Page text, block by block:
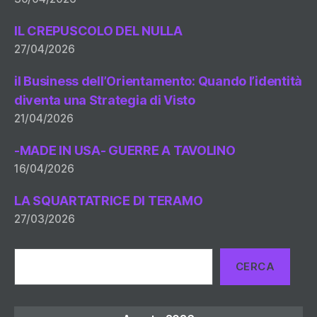
IL CREPUSCOLO DEL NULLA
27/04/2026
il Business dell’Orientamento: Quando l’identità
diventa una Strategia di Visto
21/04/2026
-MADE IN USA- GUERRE A TAVOLINO
16/04/2026
LA SQUARTATRICE DI TERAMO
27/03/2026
CERCA